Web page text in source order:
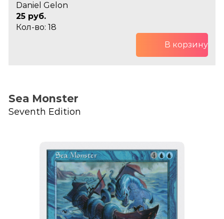
Daniel Gelon
25 руб.
Кол-во: 18
В корзину
Sea Monster
Seventh Edition